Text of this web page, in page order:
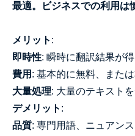
最適。ビジネスでの利用は
メリット :
即時性: 瞬時に翻訳結果が得
費用 : 基本的に無料、また
大量処理: 大量のテキスト
デメリット :
品質: 専門用語、ニュアン